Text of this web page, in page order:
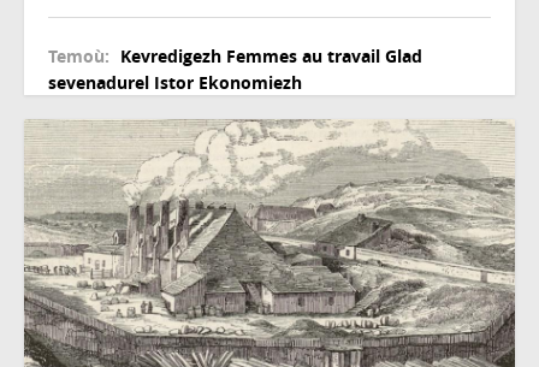
Temoù: Kevredigezh Femmes au travail Glad
sevenadurel Istor Ekonomiezh